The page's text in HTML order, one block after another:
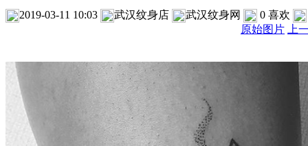
2019-03-11 10:03 武汉纹身店 武汉纹身网 0 喜欢
原始图片 上